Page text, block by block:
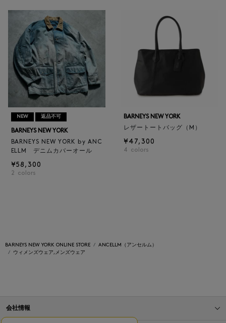
NEW 返品不可
BARNEYS NEW YORK
BARNEYS NEW YORK by ANC
ELLM デニムカバーオール
¥58,300
2 colors
BARNEYS NEW YORK
レザートートバッグ（M）
¥47,300
4 colors
BARNEYS NEW YORK ONLINE STORE
ANCELLM（アンセルム）
ウィメンズウェア,メンズウェア
会社情報